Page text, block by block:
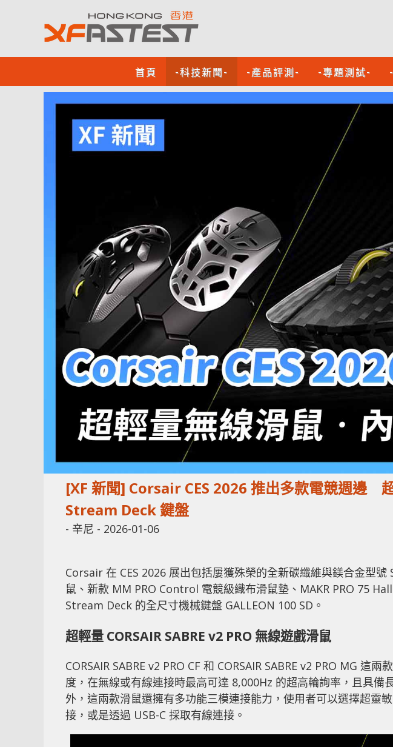
首頁 -科技新聞- -產品評測- -專題測試-
[XF 新聞] Corsair CES 2026 推出多款電競週邊
Stream Deck 鍵盤
- 辛尼 - 2026-01-06
Corsair 在 CES 2026 展出包括屢獲殊榮的全新碳纖維與鎂合金型號
鼠、新款 MM PRO Control 電競級織布滑鼠墊、MAKR PRO 75
Stream Deck 的全尺寸機械鍵盤 GALLEON 100 SD。
超輕量 CORSAIR SABRE v2 PRO 無線遊戲滑鼠
CORSAIR SABRE v2 PRO CF 和 CORSAIR SABRE v2 PRO MG 這
度，在無線或有線連接時最高可達 8,000Hz 的超高輪詢率，且具備
外，這兩款滑鼠還擁有多功能三模連接能力，使用者可以選擇超靈
接，或是透過 USB-C 採取有線連接。